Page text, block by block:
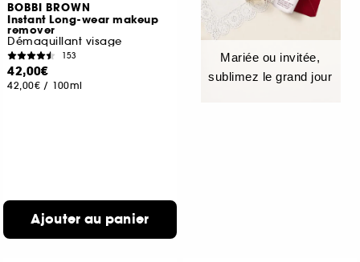
BOBBI BROWN
Instant Long-wear makeup
remover
Démaquillant visage
153
42,00€
42,00€ / 100ml
Ajouter au panier
Mariée ou invitée,
sublimez le grand jour